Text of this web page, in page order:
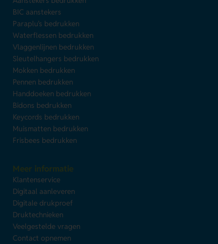
BIC aanstekers
Paraplu's bedrukken
Waterflessen bedrukken
Vlaggenlijnen bedrukken
Sleutelhangers bedrukken
Mokken bedrukken
Pennen bedrukken
Handdoeken bedrukken
Bidons bedrukken
Keycords bedrukken
Muismatten bedrukken
Frisbees bedrukken
Meer informatie
Klantenservice
Digitaal aanleveren
Digitale drukproef
Druktechnieken
Veelgestelde vragen
Contact opnemen